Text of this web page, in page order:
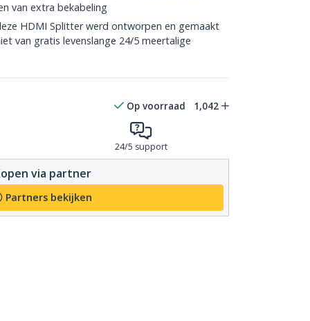
van extra bekabeling
HDMI Splitter werd ontworpen en gemaakt
van gratis levenslange 24/5 meertalige
Op voorraad 1,042
24/5 support
via partner
Partners bekijken